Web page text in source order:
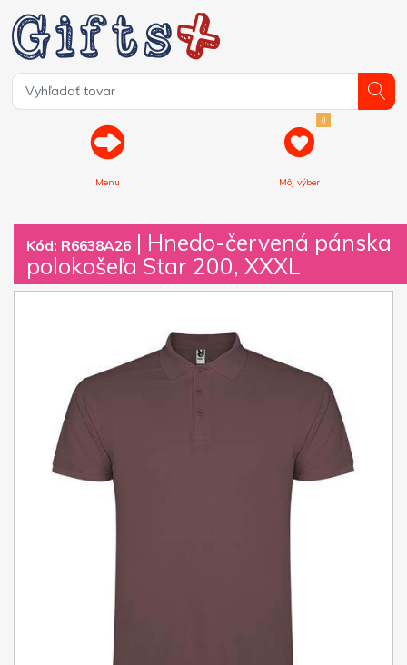
Menu
0
Môj výber
Kód: R6638A26 | Hnedo-červená pánska
polokošeľa Star 200, XXXL